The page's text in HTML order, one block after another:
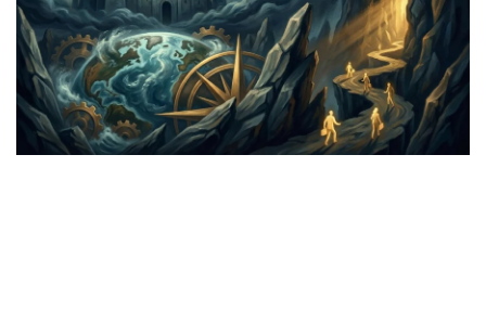
มั่งคั่งทางหวยลาว